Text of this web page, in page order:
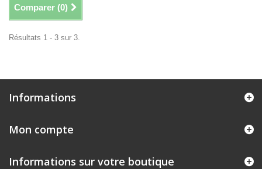
Comparer (0)
Résultats 1 - 3 sur 3.
Informations
Mon compte
Informations sur votre boutique